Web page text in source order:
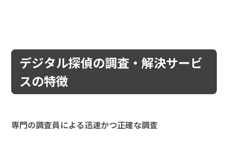
デジタル探偵の調査・解決サービ
スの特徴
専門の調査員による迅速かつ正確な調査